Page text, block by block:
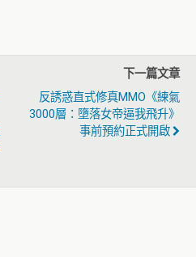
下一篇文章
反誘惑直式修真MMO《練氣
3000層：墮落女帝逼我飛升》
事前預約正式開啟